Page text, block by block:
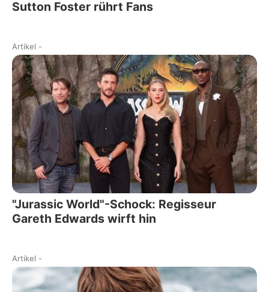
Sutton Foster rührt Fans
Artikel -
"Jurassic World"-Schock: Regisseur
Gareth Edwards wirft hin
Artikel -